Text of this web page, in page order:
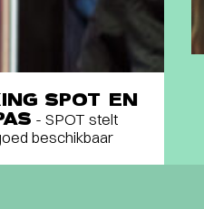
SPOT EN
- SPOT stelt
beschikbaar